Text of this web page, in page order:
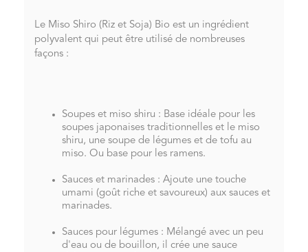
Le Miso Shiro (Riz et Soja) Bio est un ingrédient
polyvalent qui peut être utilisé de nombreuses
façons :
Soupes et miso shiru : Base idéale pour les
soupes japonaises traditionnelles et le miso
shiru, une soupe de légumes et de tofu au
miso. Ou base pour les ramens.
Sauces et marinades : Ajoute une touche
umami (goût riche et savoureux) aux sauces et
marinades.
Sauces pour légumes : Mélangé avec un peu
d'eau ou de bouillon, il crée une sauce